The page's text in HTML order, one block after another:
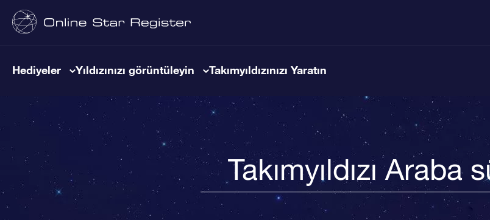
Hediyeler Yıldızınızı görüntüleyin Takımyıldızınızı Yaratın
Takımyıldızı Araba